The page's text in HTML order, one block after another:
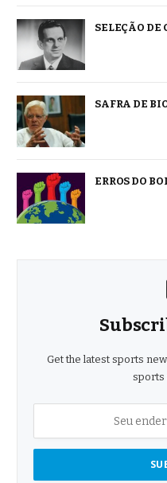
SELEÇÃO DE
SAFRA DE
ERROS DO
Get the latest sports
sports